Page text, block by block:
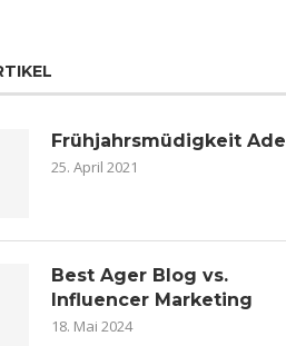
Frühjahrsmüdigkeit Ade
25. April 2021
Best Ager Blog vs.
Influencer Marketing
18. Mai 2024